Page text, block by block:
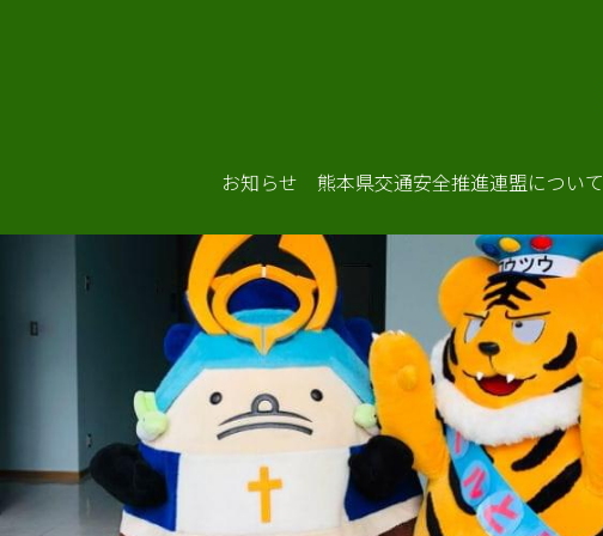
お知らせ 熊本県交通安全推進連盟について